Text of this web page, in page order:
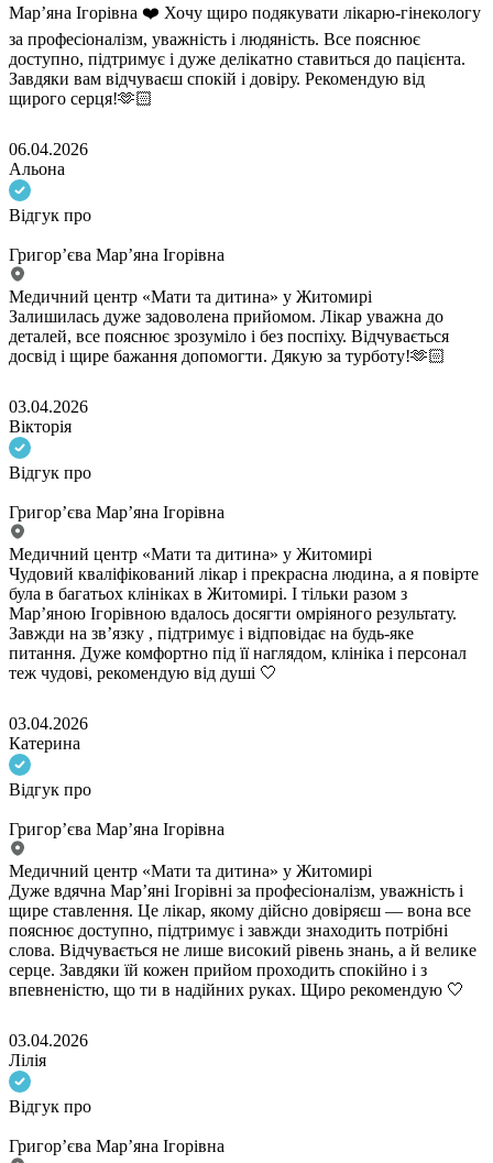
Марʼяна Ігорівна ❤️ Хочу щиро подякувати лікарю-гінекологу
за професіоналізм, уважність і людяність. Все пояснює
доступно, підтримує і дуже делікатно ставиться до пацієнта.
Завдяки вам відчуваєш спокій і довіру. Рекомендую від
щирого серця!🫶🏻
06.04.2026
Альона
Відгук про
Григор’єва Мар’яна Ігорівна
Медичний центр «Мати та дитина» у Житомирі
Залишилась дуже задоволена прийомом. Лікар уважна до
деталей, все пояснює зрозуміло і без поспіху. Відчувається
досвід і щире бажання допомогти. Дякую за турботу!🫶🏻
03.04.2026
Вікторія
Відгук про
Григор’єва Мар’яна Ігорівна
Медичний центр «Мати та дитина» у Житомирі
Чудовий кваліфікований лікар і прекрасна людина, а я повірте
була в багатьох клініках в Житомирі. І тільки разом з
Марʼяною Ігорівною вдалось досягти омріяного результату.
Завжди на звʼязку , підтримує і відповідає на будь-яке
питання. Дуже комфортно під її наглядом, клініка і персонал
теж чудові, рекомендую від душі 🤍
03.04.2026
Катерина
Відгук про
Григор’єва Мар’яна Ігорівна
Медичний центр «Мати та дитина» у Житомирі
Дуже вдячна Марʼяні Ігорівні за професіоналізм, уважність і
щире ставлення. Це лікар, якому дійсно довіряєш — вона все
пояснює доступно, підтримує і завжди знаходить потрібні
слова. Відчувається не лише високий рівень знань, а й велике
серце. Завдяки їй кожен прийом проходить спокійно і з
впевненістю, що ти в надійних руках. Щиро рекомендую 🤍
03.04.2026
Лілія
Відгук про
Григор’єва Мар’яна Ігорівна